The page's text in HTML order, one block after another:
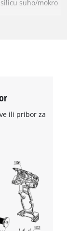
suho/mokro
110 okretaja u
ili pribor za